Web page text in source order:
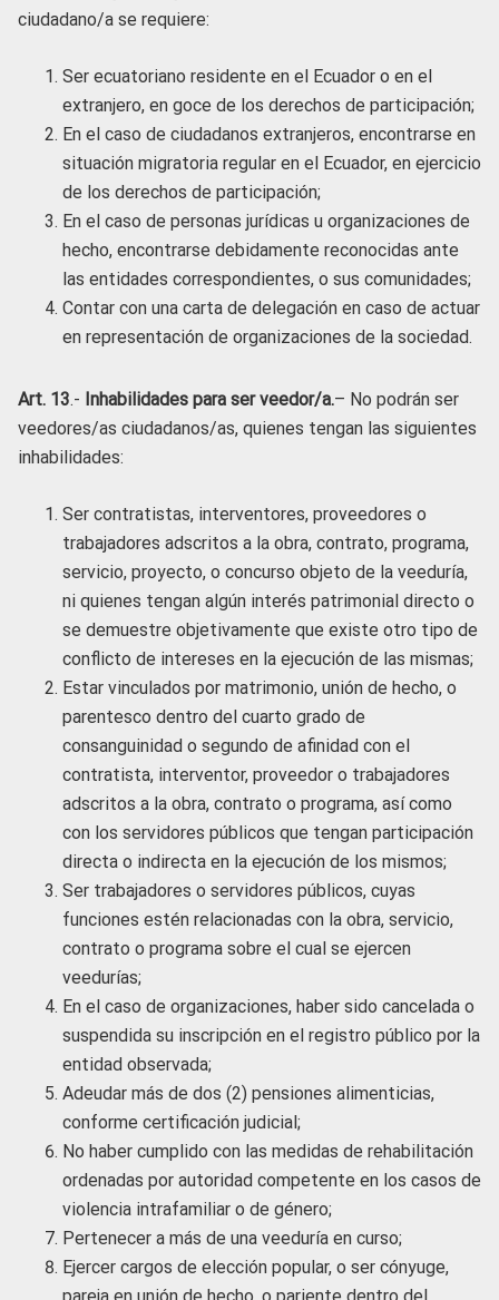
ciudadano/a se requiere:
Ser ecuatoriano residente en el Ecuador o en el
extranjero, en goce de los derechos de participación;
En el caso de ciudadanos extranjeros, encontrarse en
situación migratoria regular en el Ecuador, en ejercicio
de los derechos de participación;
En el caso de personas jurídicas u organizaciones de
hecho, encontrarse debidamente reconocidas ante
las entidades correspondientes, o sus comunidades;
Contar con una carta de delegación en caso de actuar
en representación de organizaciones de la sociedad.
Art. 13.- Inhabilidades para ser veedor/a.– No podrán ser
veedores/as ciudadanos/as, quienes tengan las siguientes
inhabilidades:
Ser contratistas, interventores, proveedores o
trabajadores adscritos a la obra, contrato, programa,
servicio, proyecto, o concurso objeto de la veeduría,
ni quienes tengan algún interés patrimonial directo o
se demuestre objetivamente que existe otro tipo de
conflicto de intereses en la ejecución de las mismas;
Estar vinculados por matrimonio, unión de hecho, o
parentesco dentro del cuarto grado de
consanguinidad o segundo de afinidad con el
contratista, interventor, proveedor o trabajadores
adscritos a la obra, contrato o programa, así como
con los servidores públicos que tengan participación
directa o indirecta en la ejecución de los mismos;
Ser trabajadores o servidores públicos, cuyas
funciones estén relacionadas con la obra, servicio,
contrato o programa sobre el cual se ejercen
veedurías;
En el caso de organizaciones, haber sido cancelada o
suspendida su inscripción en el registro público por la
entidad observada;
Adeudar más de dos (2) pensiones alimenticias,
conforme certificación judicial;
No haber cumplido con las medidas de rehabilitación
ordenadas por autoridad competente en los casos de
violencia intrafamiliar o de género;
Pertenecer a más de una veeduría en curso;
Ejercer cargos de elección popular, o ser cónyuge,